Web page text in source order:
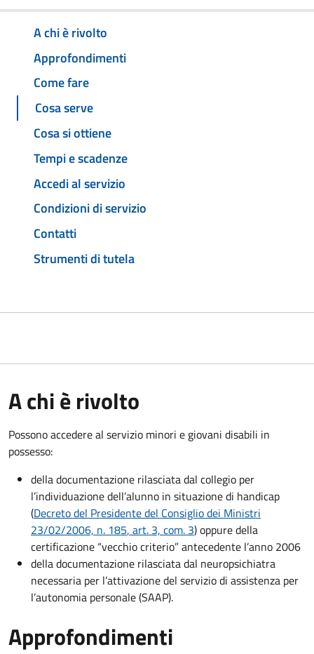
A chi è rivolto
Approfondimenti
Come fare
Cosa serve
Cosa si ottiene
Tempi e scadenze
Accedi al servizio
Condizioni di servizio
Contatti
Strumenti di tutela
A chi è rivolto
Possono accedere al servizio minori e giovani disabili in
possesso:
della documentazione rilasciata dal collegio per
l’individuazione dell’alunno in situazione di handicap
(Decreto del Presidente del Consiglio dei Ministri
23/02/2006, n. 185, art. 3, com. 3) oppure della
certificazione “vecchio criterio” antecedente l’anno 2006
della documentazione rilasciata dal neuropsichiatra
necessaria per l’attivazione del servizio di assistenza per
l’autonomia personale (SAAP).
Approfondimenti